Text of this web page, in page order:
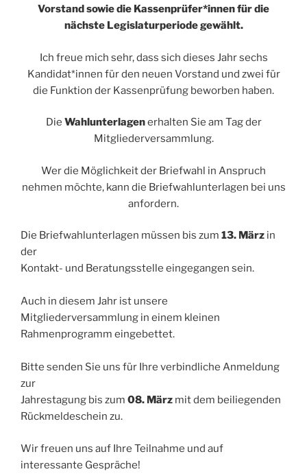
Vorstand sowie die Kassenprüfer*innen für die
nächste Legislaturperiode gewählt.
Ich freue mich sehr, dass sich dieses Jahr sechs
Kandidat*innen für den neuen Vorstand und zwei für
die Funktion der Kassenprüfung beworben haben.
Die Wahlunterlagenerhalten Sie am Tag der
Mitgliederversammlung.
Wer die Möglichkeit der Briefwahl in Anspruch
nehmen möchte, kann die Briefwahlunterlagen bei uns
anfordern.
Die Briefwahlunterlagen müssen bis zum 13. März in
der
Kontakt- und Beratungsstelle eingegangen sein.
Auch in diesem Jahr ist unsere
Mitgliederversammlung in einem kleinen
Rahmenprogramm eingebettet.
Bitte senden Sie uns für Ihre verbindliche Anmeldung
zur
Jahrestagung bis zum 08. März mit dem beiliegenden
Rückmeldeschein zu.
Wir freuen uns auf Ihre Teilnahme und auf
interessante Gespräche!